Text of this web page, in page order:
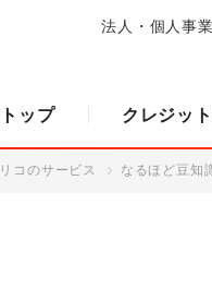
法人・個人事
トップ クレジッ
コのサービス なるほど豆知